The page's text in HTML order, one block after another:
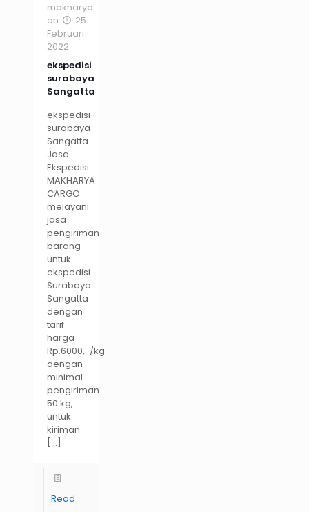
makharya
on
25
Februari
2022
ekspedisi
surabaya
Sangatta
ekspedisi
surabaya
Sangatta
Jasa
Ekspedisi
MAKHARYA
CARGO
melayani
jasa
pengiriman
barang
untuk
ekspedisi
Surabaya
Sangatta
dengan
tarif
harga
Rp.6000,-/kg
dengan
minimal
pengiriman
50 kg,
untuk
kiriman
[…]
Read